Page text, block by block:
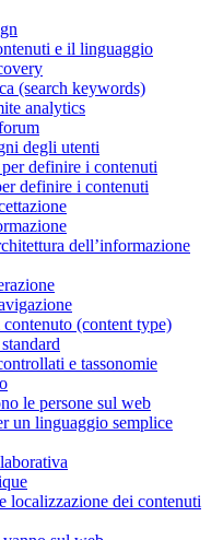
e il linguaggio
(search keywords)
analytics
degli utenti
definire i contenuti
definire i contenuti
dell’informazione
(content type)
e tassonomie
le persone sul web
un linguaggio semplice
localizzazione dei contenuti